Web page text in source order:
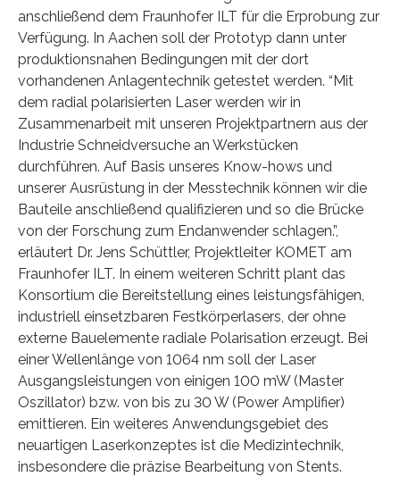
anschließend dem Fraunhofer ILT für die Erprobung zur
Verfügung. In Aachen soll der Prototyp dann unter
produktionsnahen Bedingungen mit der dort
vorhandenen Anlagentechnik getestet werden. “Mit
dem radial polarisierten Laser werden wir in
Zusammenarbeit mit unseren Projektpartnern aus der
Industrie Schneidversuche an Werkstücken
durchführen. Auf Basis unseres Know-hows und
unserer Ausrüstung in der Messtechnik können wir die
Bauteile anschließend qualifizieren und so die Brücke
von der Forschung zum Endanwender schlagen.”,
erläutert Dr. Jens Schüttler, Projektleiter KOMET am
Fraunhofer ILT. In einem weiteren Schritt plant das
Konsortium die Bereitstellung eines leistungsfähigen,
industriell einsetzbaren Festkörperlasers, der ohne
externe Bauelemente radiale Polarisation erzeugt. Bei
einer Wellenlänge von 1064 nm soll der Laser
Ausgangsleistungen von einigen 100 mW (Master
Oszillator) bzw. von bis zu 30 W (Power Amplifier)
emittieren. Ein weiteres Anwendungsgebiet des
neuartigen Laserkonzeptes ist die Medizintechnik,
insbesondere die präzise Bearbeitung von Stents.